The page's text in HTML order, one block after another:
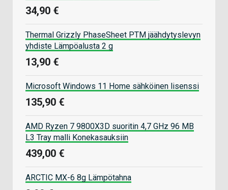
34,90 €
Thermal Grizzly PhaseSheet PTM jäähdytyslevyn
yhdiste Lämpöalusta 2 g
13,90 €
Microsoft Windows 11 Home sähköinen lisenssi
135,90 €
AMD Ryzen 7 9800X3D suoritin 4,7 GHz 96 MB
L3 Tray malli Konekasauksiin
439,00 €
ARCTIC MX-6 8g Lämpötahna